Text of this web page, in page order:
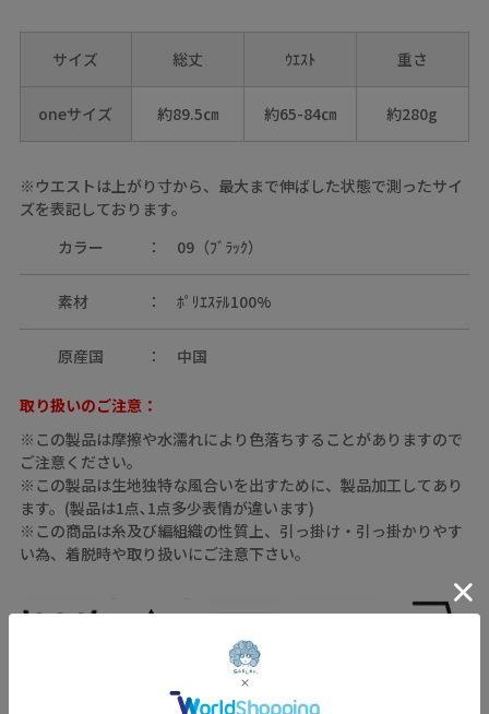
サイズ 総丈 ｳｴｽﾄ 重さ
oneサイズ 約89.5㎝ 約65-84㎝ 約280g
※ウエストは上がり寸から、最大まで伸ばした状態で測ったサイ
ズを表記しております。
カラー
09（ﾌﾞﾗｯｸ）
素材 ﾎﾟﾘｴｽﾃﾙ100%
原産国 中国
取り扱いのご注意：
※この製品は摩擦や水濡れにより色落ちすることがありますので
ご注意ください。
※この製品は生地独特な風合いを出すために、製品加工してあり
ます。(製品は1点､1点多少表情が違います)
※この商品は糸及び編組織の性質上、引っ掛け・引っ掛かりやす
い為、着脱時や取り扱いにご注意下さい。